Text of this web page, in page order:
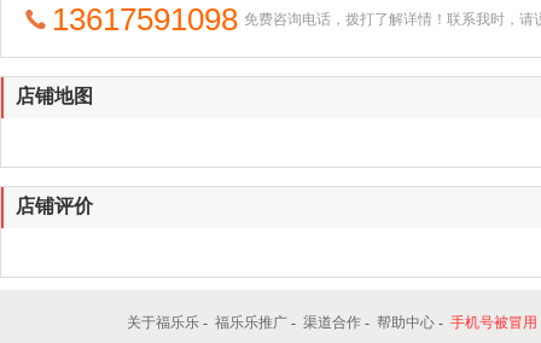
13617591098 免费咨询电话，拨打了解详情！联系我时，请
店铺地图
店铺评价
关于福乐乐 - 福乐乐推广 - 渠道合作 - 帮助中心 - 手机号被冒用